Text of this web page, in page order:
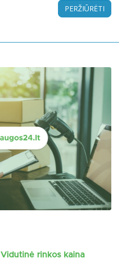
PERŽIŪRĖTI
Vidutinė rinkos kaina